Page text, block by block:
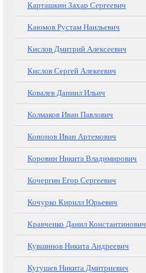
Карташкин Захар Сергеевич
Каюмов Рустам Наильевич
Кислов Дмитрий Алексеевич
Кислов Сергей Алекеевич
Ковалев Даниил Ильич
Колмаков Иван Павлович
Кононов Иван Артемович
Коровин Никита Владимирович
Кочергин Егор Сергеевич
Кочурко Кирилл Юрьевич
Кравченко Данил Константинович
Кувшинов Никита Андреевич
Кугушев Никита Дмитриевич